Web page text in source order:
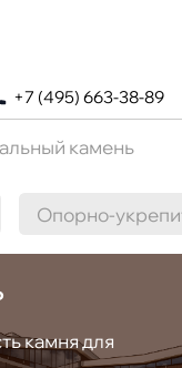
+7 (495) 663-38-89
камень
Опорно-
камня для